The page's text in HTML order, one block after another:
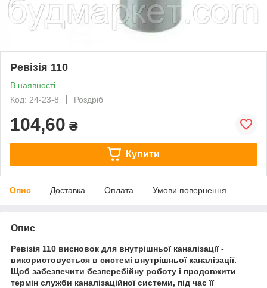
Ревізія 110
В наявності
Код: 24-23-8
Роздріб
104,60 ₴
Купити
Опис Доставка Оплата Умови повернення
Опис
Ревізія 110 висновок для внутрішньої каналізації -
використовується в системі внутрішньої каналізації.
Щоб забезпечити безперебійну роботу і продовжити
термін служби каналізаційної системи, під час її